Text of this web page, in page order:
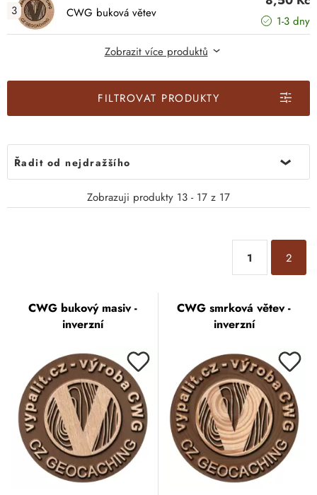
CWG buková větev
1-3 dny
CWG bukový masiv -
Pěnový držák na 35
CWG/SWG
22,00 Kč
Skladem >50ks
CWG smrková větev -
inverzní
6,40 Kč
1-3 dny
CWG modřínová větev
1-3 dny
8,50 Kč
1-3 dny
1-3 dny
1-3 dny
Zobrazit více produktů
FILTROVAT PRODUKTY
Řadit od nejdražšího
Zobrazuji produkty 13 - 17 z 17
1 2
CWG bukový masiv -
inverzní
CWG smrková větev -
inverzní